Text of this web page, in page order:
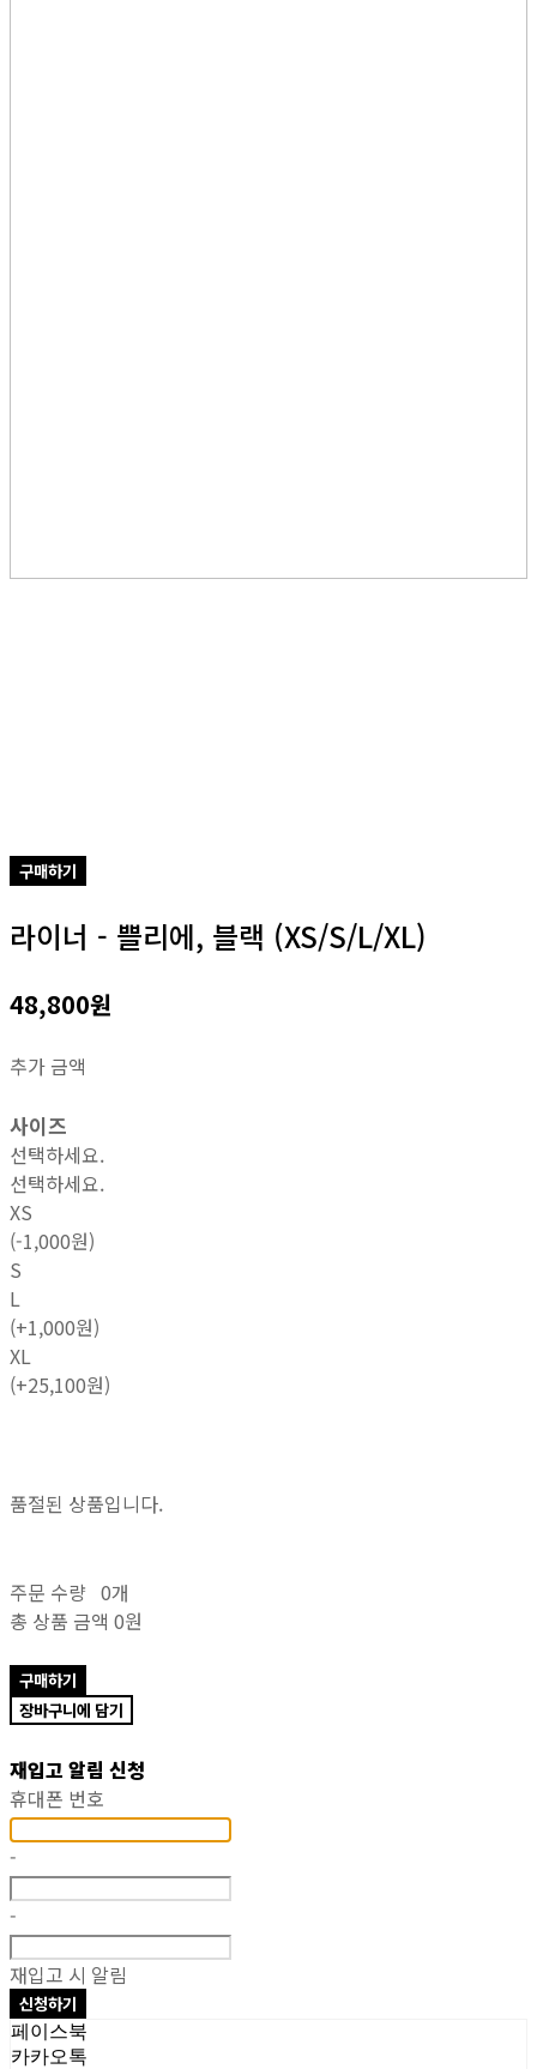
구매하기
라이너 - 쁠리에, 블랙 (XS/S/L/XL)
48,800원
추가 금액
사이즈
선택하세요.
선택하세요.
XS
(-1,000원)
S
L
(+1,000원)
XL
(+25,100원)
품절된 상품입니다.
주문 수량 0개
총 상품 금액 0원
구매하기
장바구니에 담기
재입고 알림 신청
휴대폰 번호
-
-
재입고 시 알림
신청하기
페이스북
카카오톡